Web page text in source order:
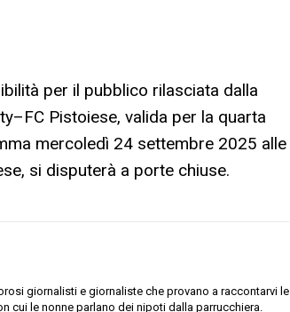
per il pubblico rilasciata dalla
Pistoiese, valida per la quarta
mercoledì 24 settembre 2025 alle
si disputerà a porte chiuse.
giornalisti e giornaliste che provano a raccontarvi le
cui le nonne parlano dei nipoti dalla parrucchiera.